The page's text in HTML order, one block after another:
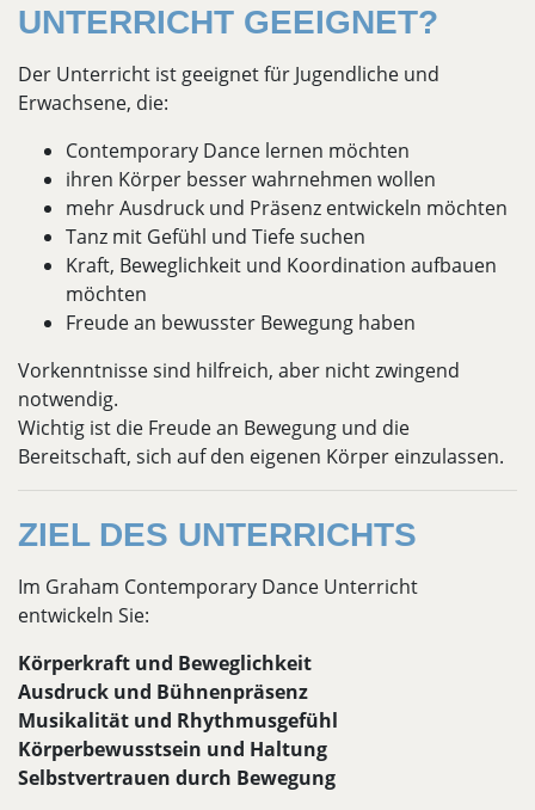
UNTERRICHT GEEIGNET?
Der Unterricht ist geeignet für Jugendliche und
Erwachsene, die:
Contemporary Dance lernen möchten
ihren Körper besser wahrnehmen wollen
mehr Ausdruck und Präsenz entwickeln möchten
Tanz mit Gefühl und Tiefe suchen
Kraft, Beweglichkeit und Koordination aufbauen
möchten
Freude an bewusster Bewegung haben
Vorkenntnisse sind hilfreich, aber nicht zwingend
notwendig.
Wichtig ist die Freude an Bewegung und die
Bereitschaft, sich auf den eigenen Körper einzulassen.
ZIEL DES UNTERRICHTS
Im Graham Contemporary Dance Unterricht
entwickeln Sie:
Körperkraft und Beweglichkeit
Ausdruck und Bühnenpräsenz
Musikalität und Rhythmusgefühl
Körperbewusstsein und Haltung
Selbstvertrauen durch Bewegung